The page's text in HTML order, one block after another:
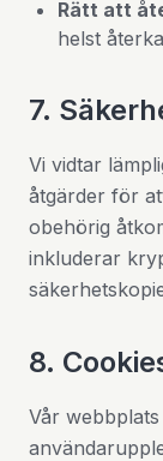
Rätt att
helst
7.
Vi vidtar
åtgärder för
obehörig
inkluderar
8.
Vår